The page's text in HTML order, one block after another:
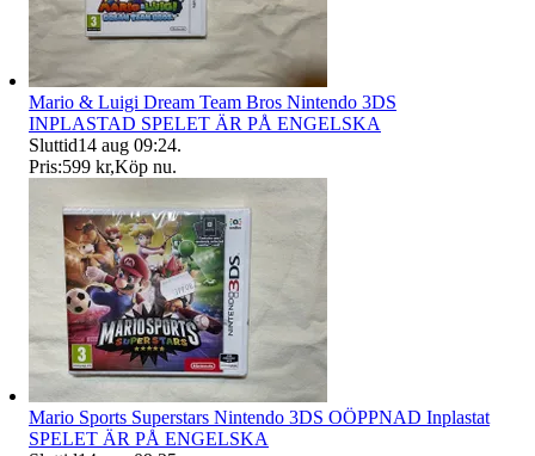
Mario & Luigi Dream Team Bros Nintendo 3DS
INPLASTAD SPELET ÄR PÅ ENGELSKA
Sluttid14 aug 09:24.
Pris:599 kr,Köp nu.
Mario Sports Superstars Nintendo 3DS OÖPPNAD Inplastat
SPELET ÄR PÅ ENGELSKA